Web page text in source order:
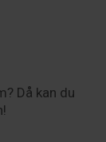
Då kan du